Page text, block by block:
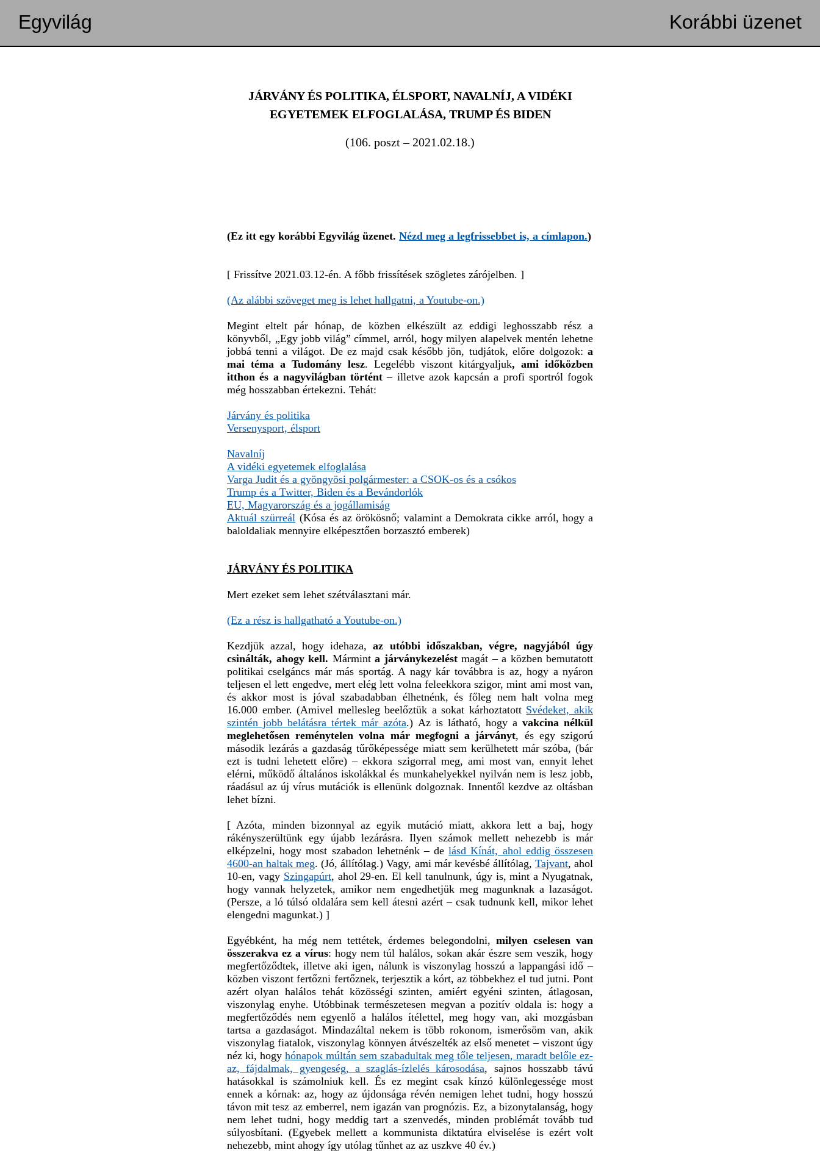
Egyvilág Korábbi üzenet
JÁRVÁNY ÉS POLITIKA, ÉLSPORT, NAVALNÍJ, A VIDÉKI
EGYETEMEK ELFOGLALÁSA, TRUMP ÉS BIDEN
(106. poszt – 2021.02.18.)
(Ez itt egy korábbi Egyvilág üzenet. Nézd meg a legfrissebbet is, a címlapon.)
[ Frissítve 2021.03.12-én. A főbb frissítések szögletes zárójelben. ]
(Az alábbi szöveget meg is lehet hallgatni, a Youtube-on.)
Megint eltelt pár hónap, de közben elkészült az eddigi leghosszabb rész a
könyvből, „Egy jobb világ” címmel, arról, hogy milyen alapelvek mentén lehetne
jobbá tenni a világot. De ez majd csak később jön, tudjátok, előre dolgozok: a
mai téma a Tudomány lesz. Legelébb viszont kitárgyaljuk, ami időközben
itthon és a nagyvilágban történt – illetve azok kapcsán a profi sportról fogok
még hosszabban értekezni. Tehát:
Járvány és politika
Versenysport, élsport
Navalníj
A vidéki egyetemek elfoglalása
Varga Judit és a gyöngyösi polgármester: a CSOK-os és a csókos
Trump és a Twitter, Biden és a Bevándorlók
EU, Magyarország és a jogállamiság
Aktuál szürreál (Kósa és az örökösnő; valamint a Demokrata cikke arról, hogy a
baloldaliak mennyire elképesztően borzasztó emberek)
JÁRVÁNY ÉS POLITIKA
Mert ezeket sem lehet szétválasztani már.
(Ez a rész is hallgatható a Youtube-on.)
Kezdjük azzal, hogy idehaza,az utóbbi időszakban, végre, nagyjából úgy
csinálták, ahogy kell. Mármint a járványkezeléstmagát – a közben bemutatott
politikai cselgáncs már más sportág. A nagy kár továbbra is az, hogy a nyáron
teljesen el lett engedve, mert elég lett volna feleekkora szigor, mint ami most van,
és akkor most is jóval szabadabban élhetnénk, és főleg nem halt volna meg
16.000 ember. (Amivel mellesleg beelőztük a sokat kárhoztatott Svédeket, akik
szintén jobb belátásra tértek már azóta.) Az is látható, hogy a vakcina nélkül
meglehetősen reménytelen volna már megfogni a járványt, és egy szigorú
második lezárás a gazdaság tűrőképessége miatt sem kerülhetett már szóba, (bár
ezt is tudni lehetett előre) – ekkora szigorral meg, ami most van, ennyit lehet
elérni, működő általános iskolákkal és munkahelyekkel nyilván nem is lesz jobb,
ráadásul az új vírus mutációk is ellenünk dolgoznak. Innentől kezdve az oltásban
lehet bízni.
[ Azóta, minden bizonnyal az egyik mutáció miatt, akkora lett a baj, hogy
rákényszerültünk egy újabb lezárásra. Ilyen számok mellett nehezebb is már
elképzelni, hogy most szabadon lehetnénk – delásd Kínát, ahol eddig összesen
4600-an haltak meg. (Jó, állítólag.) Vagy, ami már kevésbé állítólag, Tajvant, ahol
10-en, vagy Szingapúrt, ahol 29-en. El kell tanulnunk, úgy is, mint a Nyugatnak,
hogy vannak helyzetek, amikor nem engedhetjük meg magunknak a lazaságot.
(Persze, a ló túlsó oldalára sem kell átesni azért – csak tudnunk kell, mikor lehet
elengedni magunkat.) ]
Egyébként, ha még nem tettétek, érdemes belegondolni, milyen cselesen van
összerakva ez a vírus: hogy nem túl halálos, sokan akár észre sem veszik, hogy
megfertőződtek, illetve aki igen, nálunk is viszonylag hosszú a lappangási idő –
közben viszont fertőzni fertőznek, terjesztik a kórt, az többekhez el tud jutni. Pont
azért olyan halálos tehát közösségi szinten, amiért egyéni szinten, átlagosan,
viszonylag enyhe. Utóbbinak természetesen megvan a pozitív oldala is: hogy a
megfertőződés nem egyenlő a halálos ítélettel, meg hogy van, aki mozgásban
tartsa a gazdaságot. Mindazáltal nekem is több rokonom, ismerősöm van, akik
viszonylag fiatalok, viszonylag könnyen átvészelték az első menetet – viszont úgy
néz ki, hogy hónapok múltán sem szabadultak meg tőle teljesen, maradt belőle ez-
az, fájdalmak, gyengeség, a szaglás-ízlelés károsodása, sajnos hosszabb távú
hatásokkal is számolniuk kell. És ez megint csak kínzó különlegessége most
ennek a kórnak: az, hogy az újdonsága révén nemigen lehet tudni, hogy hosszú
távon mit tesz az emberrel, nem igazán van prognózis. Ez, a bizonytalanság, hogy
nem lehet tudni, hogy meddig tart a szenvedés, minden problémát tovább tud
súlyosbítani. (Egyebek mellett a kommunista diktatúra elviselése is ezért volt
nehezebb, mint ahogy így utólag tűnhet az az uszkve 40 év.)